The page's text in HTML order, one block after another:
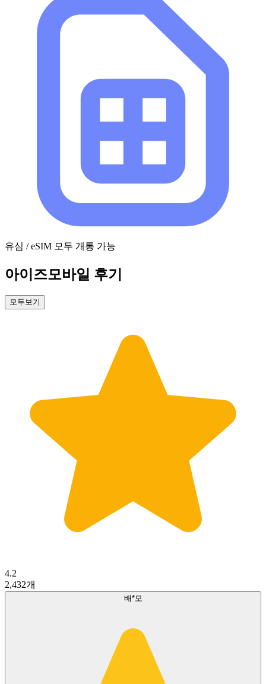
유심 / eSIM 모두 개통 가능
아이즈모바일 후기
모두보기
4.2
2,432개
배*모